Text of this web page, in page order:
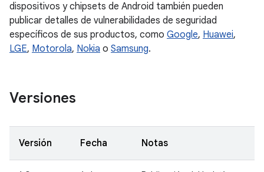
dispositivos y chipsets de Android también pueden
publicar detalles de vulnerabilidades de seguridad
específicos de sus productos, como Google, Huawei,
LGE, Motorola, Nokia o Samsung.
Versiones
Versión Fecha Notas